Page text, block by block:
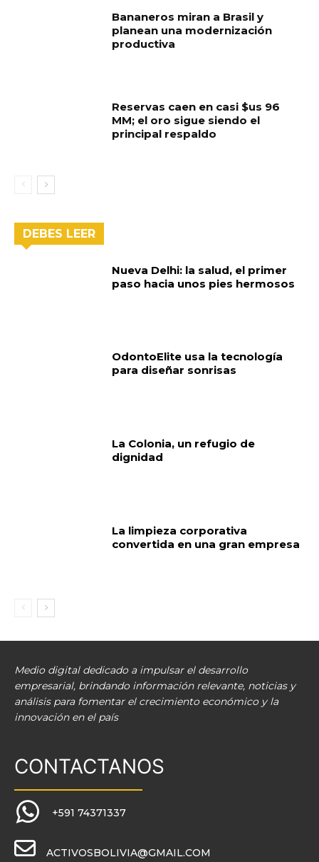
Bananeros miran a Brasil y
planean una modernización
productiva
Reservas caen en casi $us 96
MM; el oro sigue siendo el
principal respaldo
DEBES LEER
Nueva Delhi: la salud, el primer
paso hacia unos pies hermosos
OdontoElite usa la tecnología
para diseñar sonrisas
La Colonia, un refugio de
dignidad
La limpieza corporativa
convertida en una gran empresa
Medio digital dedicado a impulsar el desarrollo
empresarial, brindando información relevante, noticias y
análisis para fomentar el crecimiento económico y la
innovación en el país
CONTACTANOS
+591 74371337
ACTIVOSBOLIVIA@GMAIL.COM